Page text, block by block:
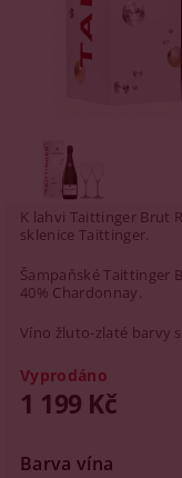
K lahvi Taittinger Brut
sklenice Taittinger.
Šampaňské Taittinger
40% Chardonnay.
Víno žluto-zlaté barvy
Vyprodáno
1 199 Kč
Barva vína